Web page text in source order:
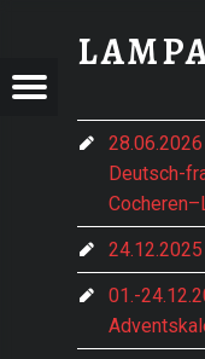
Menu
Deutsch-
01.-